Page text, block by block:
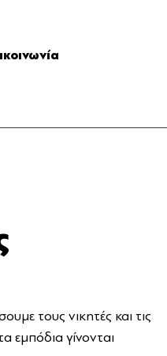
τους νικητές και τις
εμπόδια γίνονται